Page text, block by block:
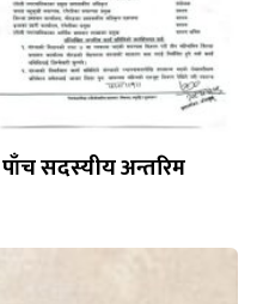
पाँच सदस्यीय अन्तरिम